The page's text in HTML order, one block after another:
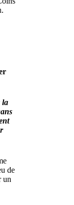
la
de
un